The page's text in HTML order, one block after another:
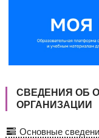
СВЕДЕНИЯ ОБ
ОРГАНИЗАЦИИ
Основные